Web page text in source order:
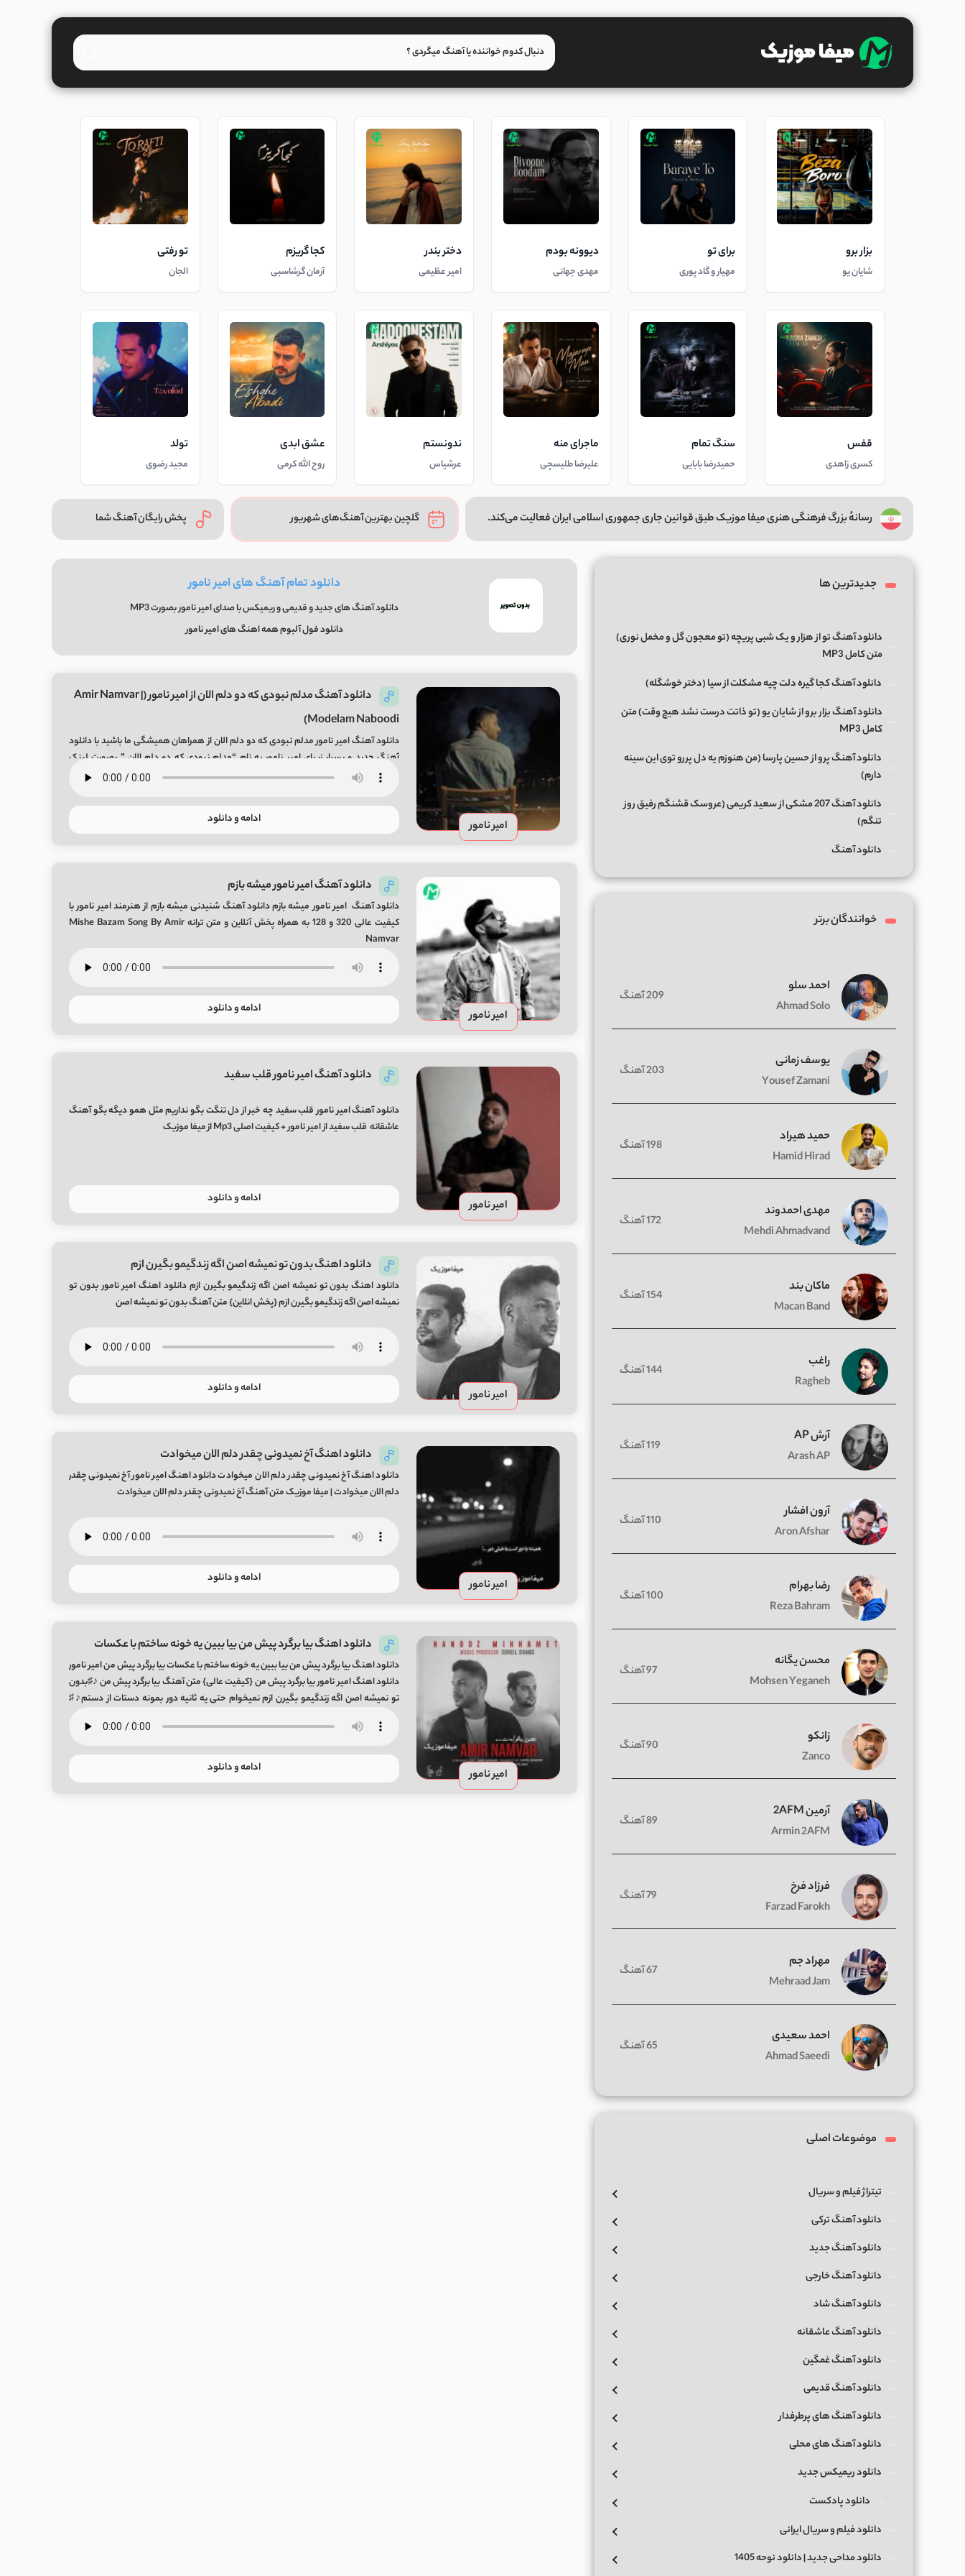
بزار برو
شایان یو
برای تو
مهیار و گاد پوری
دیوونه بودم
مهدی جهانی
دختر بندر
امیر عظیمی
کجا گریزم
آرمان گرشاسبی
تو رفتی
الجان
قفس
کسری زاهدی
سنگ تمام
حمیدرضا بابایی
ماجرای منه
علیرضا طلیسچی
ندونستم
عرشیاس
عشق ابدی
روح الله کرمی
تولد
مجید رضوی
رسانهٔ بزرگ فرهنگی هنری میفا موزیک طبق قوانین جاری جمهوری اسلامی ایران فعالیت می‌کند. گلچین بهترین آهنگ‌های شهریور پخش رایگان آهنگ شما
دانلود تمام آهنگ های امیر نامور
دانلود آهنگ های جدید و قدیمی و ریمیکس با صدای امیر نامور بصورت MP3
دانلود فول آلبوم همه اهنگ های امیر نامور
امیر نامور
دانلود آهنگ مدلم نبودی که دو دلم الان از امیر نامور (Amir Namvar |
Modelam Naboodi)
دانلود آهنگ امیر نامور مدلم نبودی که دو دلم الان از همراهان همیشگی ما باشید با دانلود
آهنگ جدید و بسیار زیبای امیر نامور به نام “مدلم نبودی که دو دلم الان ” بصورت لینک
مستقیم و با 2 کیفیت عالی و خوب در رسانه معتبر میفا موزیک Modelam Naboodi Song By
ادامه و دانلود
امیر نامور
دانلود آهنگ امیر نامور میشه بازم
دانلود آهنگ امیر نامور میشه بازم دانلود آهنگ شنیدنی میشه بازم از هنرمند امیر نامور با
کیفیت عالی 320 و 128 به همراه پخش آنلاین و متن ترانه Mishe Bazam Song By Amir
Namvar
ادامه و دانلود
امیر نامور
دانلود آهنگ امیر نامور قلب سفید
دانلود آهنگ امیر نامور قلب سفید چه خبر از دل تنگت بگو نداریم مثل همو دیگه بگو آهنگ
عاشقانه قلب سفید از امیر نامور + کیفیت اصلی Mp3 از میفا موزیک
ادامه و دانلود
امیر نامور
دانلود اهنگ بدون تو نمیشه اصن اگه زندگیمو بگیرن ازم
دانلود اهنگ بدون تو نمیشه اصن اگه زندگیمو بگیرن ازم دانلود اهنگ امیر نامور بدون تو
نمیشه اصن اگه زندگیمو بگیرن ازم {پخش انلاین} متن آهنگ بدون تو نمیشه اصن
ادامه و دانلود
امیر نامور
دانلود اهنگ آخ نمیدونی چقدر دلم الان میخوادت
دانلود اهنگ آخ نمیدونی چقدر دلم الان میخوادت دانلود اهنگ امیر نامور آخ نمیدونی چقدر
دلم الان میخوادت | میفا موزیک متن آهنگ آخ نمیدونی چقدر دلم الان میخوادت
ادامه و دانلود
امیر نامور
دانلود اهنگ بیا برگرد پیش من بیا ببین یه خونه ساختم با عکسات
دانلود اهنگ بیا برگرد پیش من بیا ببین یه خونه ساختم با عکسات بیا برگرد پیش من امیر نامور
دانلود اهنگ امیر نامور بیا برگرد پیش من {کیفیت عالی} متن آهنگ بیا برگرد پیش من ♪♯بدون
تو نمیشه اصن اگه زندگیمو بگیرن ازم نمیخوام حتی یه ثانیه دور بمونه دستات از دستم♪♯
ادامه و دانلود
جدیدترین ها
دانلود آهنگ تو از هزار و یک شبی پریچه (تو معجون گل و مخمل نوری)
متن کامل MP3
دانلود آهنگ کجا گیره دلت چیه مشکلت از سیا (دختر خوشگله)
دانلود آهنگ بزار برو از شایان یو (تو ذاتت درست نشد هیچ وقت) متن
کامل MP3
دانلود آهنگ پرو از حسین پارسا (من هنوزم یه دل پررو توی این سینه
دارم)
دانلود آهنگ 207 مشکی از سعید کریمی (عروسک قشنگم رفیق روز
تنگم)
دانلود آهنگ
خوانندگان برتر
احمد سلو
Ahmad Solo
209 آهنگ
یوسف زمانی
Yousef Zamani
203 آهنگ
حمید هیراد
Hamid Hirad
198 آهنگ
مهدی احمدوند
Mehdi Ahmadvand
172 آهنگ
ماکان بند
Macan Band
154 آهنگ
راغب
Ragheb
144 آهنگ
آرش AP
Arash AP
119 آهنگ
آرون افشار
Aron Afshar
110 آهنگ
رضا بهرام
Reza Bahram
100 آهنگ
محسن یگانه
Mohsen Yeganeh
97 آهنگ
زانکو
Zanco
90 آهنگ
آرمین 2AFM
Armin 2AFM
89 آهنگ
فرزاد فرخ
Farzad Farokh
79 آهنگ
مهراد جم
Mehraad Jam
67 آهنگ
احمد سعیدی
Ahmad Saeedi
65 آهنگ
موضوعات اصلی
تیتراژ فیلم و سریال
دانلود آهنگ ترکی
دانلود آهنگ جدید
دانلود آهنگ خارجی
دانلود آهنگ شاد
دانلود آهنگ عاشقانه
دانلود آهنگ غمگین
دانلود آهنگ قدیمی
دانلود آهنگ های پرطرفدار
دانلود آهنگ های محلی
دانلود ریمیکس جدید
دانلود پادکست
دانلود فیلم و سریال ایرانی
دانلود مداحی جدید | دانلود نوحه 1405